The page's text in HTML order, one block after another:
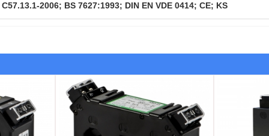
2006; BS 7627:1993; DIN EN VDE 0414; CE; KS